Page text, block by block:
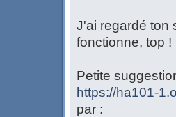
J'ai regardé ton
fonctionne, top !
Petite
https://ha101-
par :